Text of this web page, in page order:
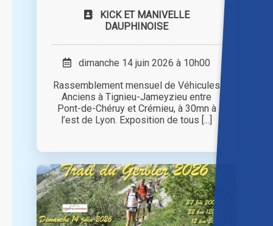
KICK ET MANIVELLE
DAUPHINOISE
dimanche 14 juin 2026 à 10h00
Rassemblement mensuel de Véhicules
Anciens à Tignieu-Jameyzieu entre
Pont-de-Chéruy et Crémieu, à 30mn à
l’est de Lyon. Exposition de tous [...]